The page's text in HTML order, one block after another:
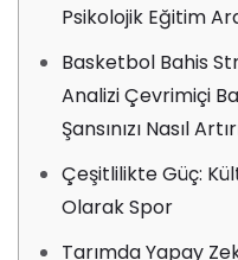
Psikolojik Eğitim
Basketbol Bahis
Analizi Çevrimiçi
Şansınızı Nasıl
Çeşitlilikte Güç:
Olarak Spor
Tarımda Yapay